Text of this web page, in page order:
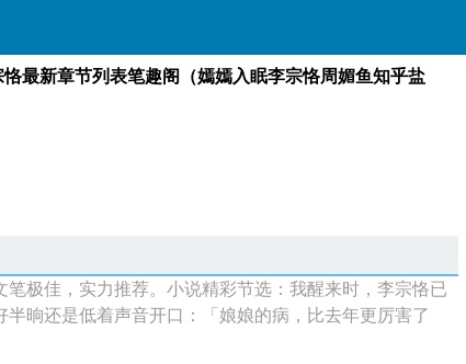
眠李宗恪最新章节列表笔趣阁（嫣嫣入眠李宗
最新章节列表笔趣阁（嫣嫣入眠李宗恪周媚鱼知乎盐
极佳，实力推荐。小说精彩节选：我醒来时，李宗恪已
晌还是低着声音开口：「娘娘的病，比去年更厉害了